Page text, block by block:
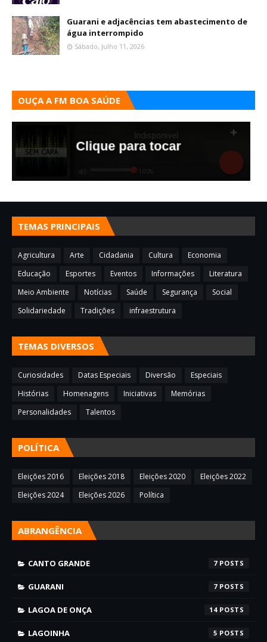
Guarani e adjacências tem abastecimento de
água interrompido
Sábado, Julho 11, 2026
OUÇA A FM BOA SAÚDE
TEMAS PRINCIPAIS
Agricultura Arte Cidadania Cultura
Economia
Educação
Esportes Eventos Informações
Literatura
Meio Ambiente
Notícias Saúde Segurança
Social
Solidariedade
Tradições infraestrutura
TEMAS DIVERSOS
Curiosidades Datas Especiais Diversão
Especiais
Histórias
Homenagens Iniciativas
Memórias
Personalidades
Talentos
POLÍTICA
Eleições 2016 Eleições 2018 Eleições 2020
Eleições 2022
Eleições 2024
Eleições 2026 Política
ABRANGÊNCIA
CANTO GRANDE 7
GUARANI 7
LAGOA DE ONÇA 14
LAGOINHA 5